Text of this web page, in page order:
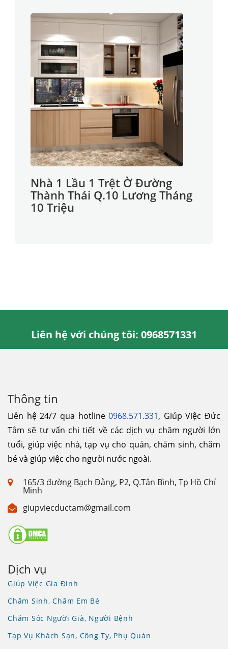
Nhà 1 Lầu 1 Trệt Ờ Đường
Thành Thái Q.10 Lương Tháng
10 Triệu
Liên hệ với chúng tôi: 0968571331
Thông tin
Liên hệ 24/7 qua hotline0968.571.331, Giúp Việc Đức
Tâm sẽ tư vấn chi tiết về các dịch vụ chăm người lớn
tuổi, giúp việc nhà, tạp vụ cho quán, chăm sinh, chăm
bé và giúp việc cho người nước ngoài.
165/3 đường Bạch Đằng, P2, Q.Tân Bình, Tp Hồ Chí
Minh
giupviecductam@gmail.com
Dịch vụ
Giúp Việc Gia Đình
Chăm Sinh, Chăm Em Bé
Chăm Sóc Người Già, Người Bệnh
Tạp Vụ Khách Sạn, Công Ty, Phụ Quán